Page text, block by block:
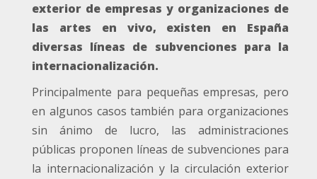
exterior de empresas y organizaciones de
las artes en vivo, existen en España
diversas líneas de subvenciones para la
internacionalización.
Principalmente para pequeñas empresas, pero
en algunos casos también para organizaciones
sin ánimo de lucro, las administraciones
públicas proponen líneas de subvenciones para
la internacionalización y la circulación exterior